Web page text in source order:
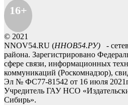
16+
© 2021
NNOV54.RU (ННОВ54.РУ) -
района. Зарегистрировано
сфере связи, информационных
коммуникаций (Роскомнадзор),
Эл № ФС77-81542 от 16 июля
Учредитель ГАУ НСО
Сибирь».